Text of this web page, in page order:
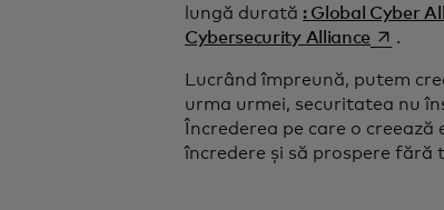
lungă durată : Global Cyber
Cybersecurity Allianceopens in
.
Lucrând împreună, putem
urma urmei, securitatea nu
Încrederea pe care o
încredere și să prospere fără